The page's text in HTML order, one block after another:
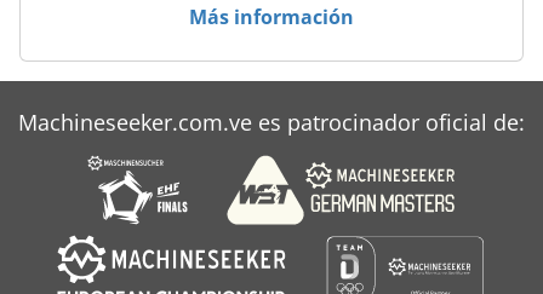
Más información
Machineseeker.com.ve es patrocinador oficial de: